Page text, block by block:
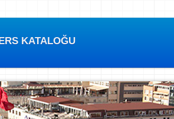
KATALOĞU